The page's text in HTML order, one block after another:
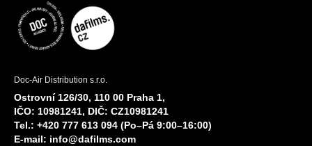
Doc-Air Distribution s.r.o.
Ostrovní 126/30, 110 00 Praha 1,
IČO: 10981241, DIČ: CZ10981241
Tel.: +420 777 613 094 (Po–Pá 9:00–16:00)
E-mail: info@dafilms.com